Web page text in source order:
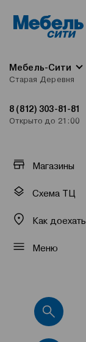
Мебель-Сити
Старая Деревня
8 (812) 303-81-81
Открыто до 21:00
Магазины
Схема ТЦ
Как доехать
Меню